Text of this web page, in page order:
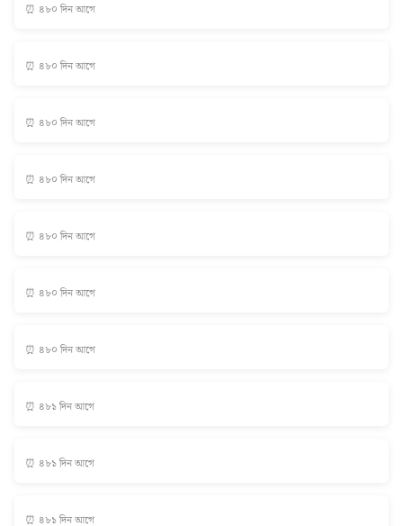
⏰ ৪৮০ দিন আগে
⏰ ৪৮০ দিন আগে
⏰ ৪৮০ দিন আগে
⏰ ৪৮০ দিন আগে
⏰ ৪৮০ দিন আগে
⏰ ৪৮০ দিন আগে
⏰ ৪৮০ দিন আগে
⏰ ৪৮১ দিন আগে
⏰ ৪৮১ দিন আগে
⏰ ৪৮১ দিন আগে